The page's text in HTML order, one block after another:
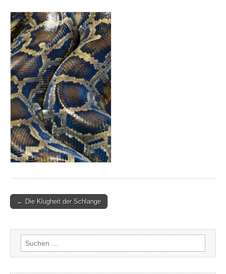
Post← Die Klugheit der Schlange
Suchen
nach: